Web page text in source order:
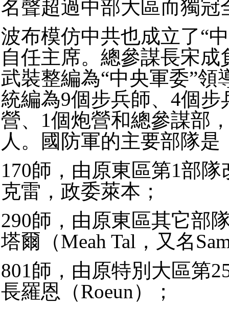
名聲超過中部大區而獨冠
波布模仿中共也成立了“
自任主席。總參謀長宋成
武裝整編為“中央軍委”領
統編為9個步兵師、4個步
營、1個炮營和總參謀部
人。國防軍的主要部隊是
170師，由原東區第1部
克雷，政委萊本；
290師，由原東區其它部
塔爾（Meah Tal，又名
801師，由原特別大區第
長羅恩（Roeun）；